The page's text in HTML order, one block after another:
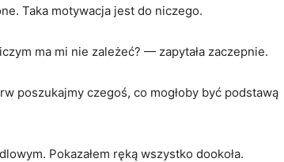
Taka motywacja jest do niczego.
ma mi nie zależeć? — zapytała zaczepnie.
poszukajmy czegoś, co mogłoby być podstawą
Pokazałem ręką wszystko dookoła.